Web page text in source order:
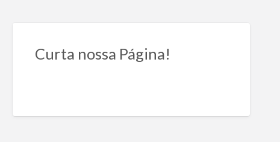
Curta nossa Página!